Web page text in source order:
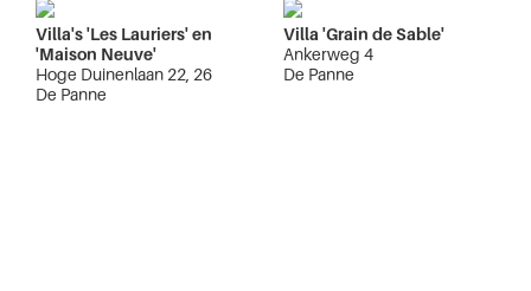
Villa's 'Les Lauriers' en
'Maison Neuve'
Hoge Duinenlaan 22, 26
De Panne
Villa 'Grain de Sable'
Ankerweg 4
De Panne